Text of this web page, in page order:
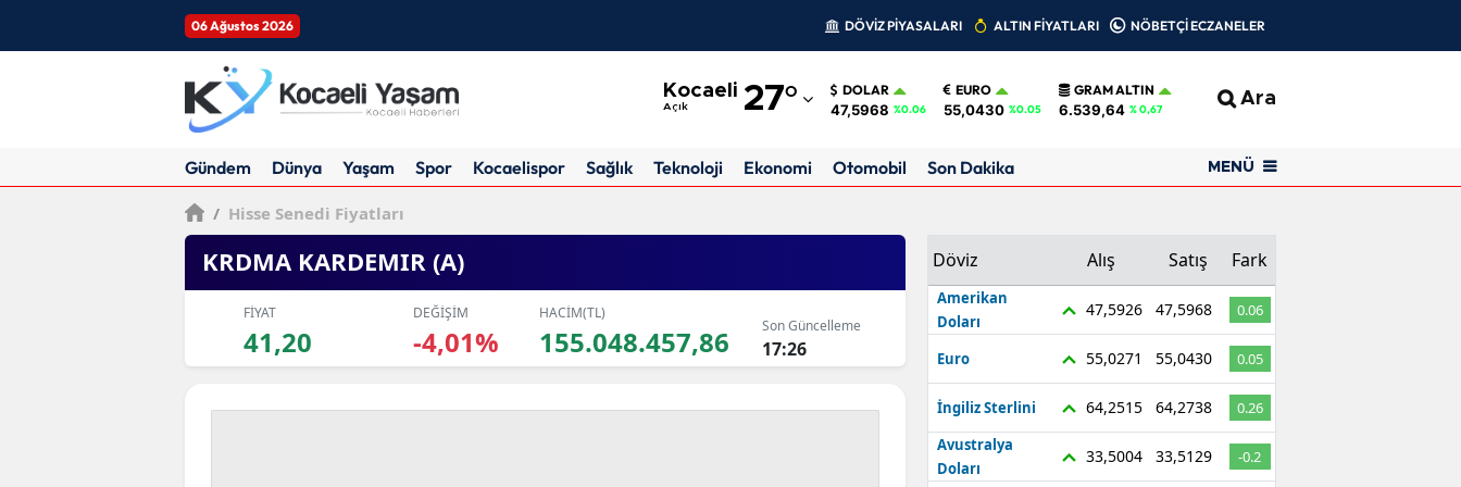
06 Ağustos 2026 DÖVİZ PİYASALARI ALTIN FİYATLARI NÖBETÇİ ECZANELER
Kocaeli
Açık 27°
Adıyaman
Ankara
Antalya
DOLAR
47,5968 %0.06
EURO
55,0430 %0.05
GRAM ALTIN
6.539,64 % 0,67 Ara
Gündem Dünya Yaşam Spor Kocaelispor Sağlık Teknoloji Ekonomi Otomobil Son Dakika MENÜ
/ Hisse Senedi Fiyatları
KRDMA KARDEMIR (A)
FİYAT
41,20
DEĞİŞİM
-4,01%
HACİM(TL)
155.048.457,86 Son Güncelleme
17:26
Döviz Alış Satış Fark
Amerikan
Doları
47,5926 47,5968 0.06
Euro 55,0271 55,0430 0.05
İngiliz Sterlini 64,2515 64,2738
0.26
Avustralya
Doları
33,5004 33,5129 -0.2